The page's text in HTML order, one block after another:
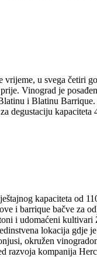
u svega četiri
Vinograd je
i Blatinu Barrique.
degustaciju kapaciteta
kapaciteta od
i barrique bačve za
i udomaćeni
lokacija gdje
okružen
razvoja kompanija